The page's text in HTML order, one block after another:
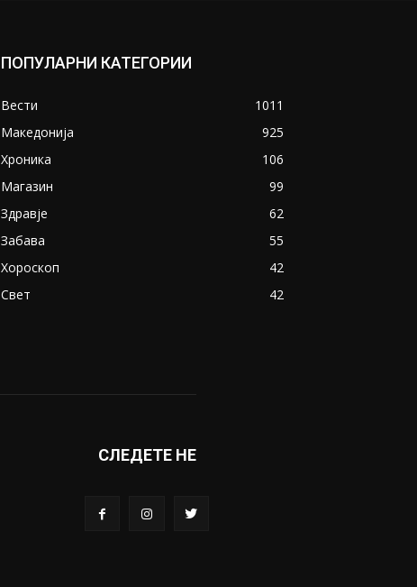
ПОПУЛАРНИ КАТЕГОРИИ
Вести
1011
Македонија
925
Хроника
106
Магазин
99
Здравје
62
Забава
55
Хороскоп
42
Свет
42
СЛЕДЕТЕ НЕ